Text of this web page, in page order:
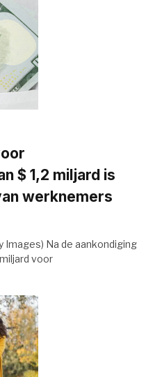
$ 1,2 miljard is
werknemers
Images) Na de aankondiging
voor